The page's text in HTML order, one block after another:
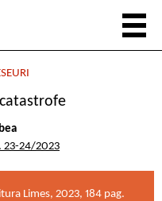
23-24/2023
Limes, 2023, 184 pag.